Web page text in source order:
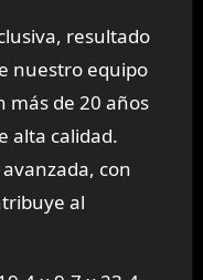
resultado
nuestro equipo
más de 20 años
alta calidad.
con
al